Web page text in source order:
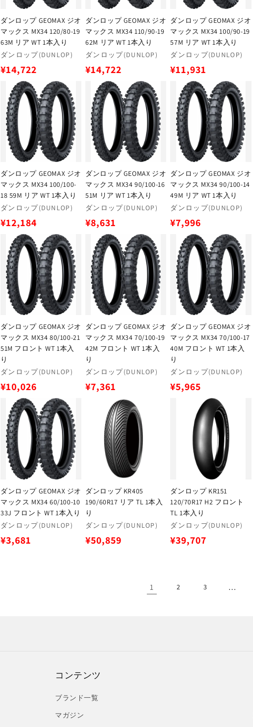
ダンロップ GEOMAX ジオ
マックス MX34 120/80-19
63M リア WT 1本入り
販
売
ダンロップ(DUNLOP)
通
価
格
¥14,722
ダンロップ GEOMAX ジオ
マックス MX34 110/90-19
62M リア WT 1本入り
販
売
ダンロップ(DUNLOP)
通
価
格
¥14,722
ダンロップ GEOMAX ジオ
マックス MX34 100/90-19
57M リア WT 1本入り
販
売
ダンロップ(DUNLOP)
通
価
格
¥11,931
ダンロップ GEOMAX ジオ
マックス MX34 100/100-
18 59M リア WT 1本入り
販
売
ダンロップ(DUNLOP)
通
価
格
¥12,184
ダンロップ GEOMAX ジオ
マックス MX34 90/100-16
51M リア WT 1本入り
販
売
元:
ダンロップ(DUNLOP)
通
価
格
¥8,631
ダンロップ GEOMAX ジオ
マックス MX34 90/100-14
49M リア WT 1本入り
販
売
ダンロップ(DUNLOP)
通
価
格
¥7,996
ダンロップ GEOMAX ジオ
マックス MX34 80/100-21
51M フロント WT 1本入
り
販
売
ダンロップ(DUNLOP)
通
価
格
¥10,026
ダンロップ GEOMAX ジオ
マックス MX34 70/100-19
42M フロント WT 1本入
り
販
売
ダンロップ(DUNLOP)
通
¥7,361
ダンロップ GEOMAX ジオ
マックス MX34 70/100-17
40M フロント WT 1本入
り
販
売
元:
ダンロップ(DUNLOP)
通
¥5,965
ダンロップ GEOMAX ジオ
マックス MX34 60/100‐10
33J フロント WT 1本入り
販
売
元:
ダンロップ(DUNLOP)
通
¥3,681
ダンロップ KR405
190/60R17 リア TL 1本入
り
販
売
元:
ダンロップ(DUNLOP)
通
¥50,859
ダンロップ KR151
120/70R17 H2 フロント
TL 1本入り
販
売
元:
ダンロップ(DUNLOP)
通
格
¥39,707
1 2 3 …
コンテンツ
ブランド一覧
マガジン